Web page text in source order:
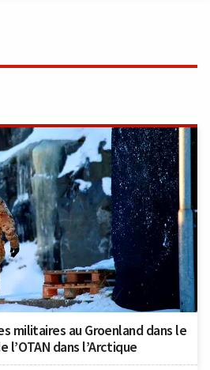
militaires au Groenland dans le
l’OTAN dans l’Arctique